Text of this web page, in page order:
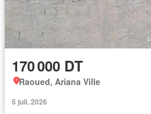
170 000 DT
Raoued, Ariana Ville
5 juil. 2026